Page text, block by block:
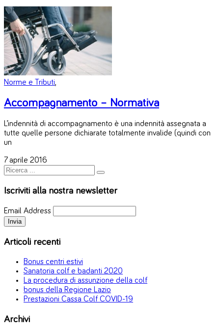
Norme e Tributi,
Accompagnamento – Normativa
L’indennità di accompagnamento è una indennità assegnata a
tutte quelle persone dichiarate totalmente invalide (quindi con
un
7 aprile 2016
Iscriviti alla nostra newsletter
Email Address
Articoli recenti
Bonus centri estivi
Sanatoria colf e badanti 2020
La procedura di assunzione della colf
bonus della Regione Lazio
Prestazioni Cassa Colf COVID-19
Archivi